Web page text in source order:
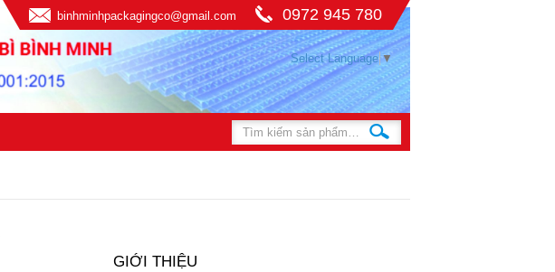
binhminhpackagingco@gmail.com 0972 945 780
Select Language ▼
GIỚI THIỆU